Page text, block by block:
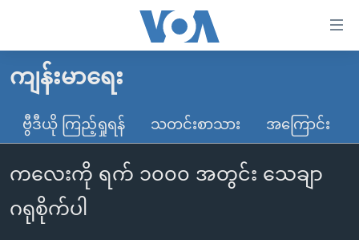
လွယ်ကူ
သည့်
များ
ပင်မ
မူလစာမျက်နှာ
မြန်မာ
ကမ္ဘာ့သတင်းများ
နိုင်ငံတကာ
အမေရိကန်
ဗွီဒီယို
သတင်းလွတ်လပ်ခွင့်
ရပ်ဝန်းတခု လမ်းတခု အလွန်
ကျန်းမာရေး
ဗွီဒီယို ကြည့်ရှုရန် သတင်းစာသား အကြောင်း
ကလေးကို ရက် ၁၀၀၀ အတွင်း သေချာ
ဂရုစိုက်ပါ